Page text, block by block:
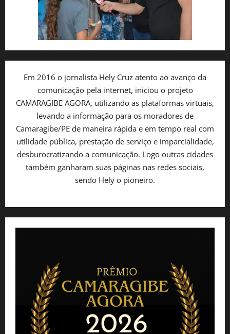
Em 2016 o jornalista Hely Cruz atento ao avanço da
comunicação pela internet, iniciou o projeto
CAMARAGIBE AGORA, utilizando as plataformas virtuais,
levando a informação para os moradores de
Camaragibe/PE de maneira rápida e em tempo real com
utilidade pública, prestação de serviço e imparcialidade,
desburocratizando a comunicação. Logo outras cidades
também ganharam suas páginas nas redes sociais,
sendo Hely o pioneiro.